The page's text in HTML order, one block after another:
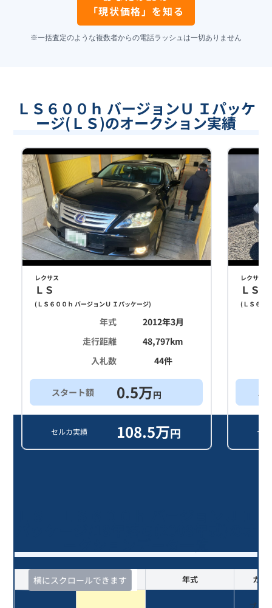
「現状価格」を知る
※一括査定のような複数者からの電話ラッシュは一切ありません
ＬＳ６００ｈ バージョンＵ Ｉパッケ
ージ(ＬＳ)のオークション実績
レクサス
ＬＳ
( ＬＳ６００ｈ バージョンＵ Ｉパッケージ)
年式
2012年3月
走行距離
48,797km
入札数
44件
スタート額 0.5万円
セルカ実績 108.5万円
レクサス
ＬＳ
( ＬＳ６０
ス
セ
横にスクロールできます
査定時期 セルカ実績 年式 カラ